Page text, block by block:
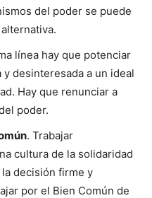
del poder se puede
línea hay que potenciar
desinteresada a un ideal
Hay que renunciar a
poder.
. Trabajar
cultura de la solidaridad
decisión firme y
por el Bien Común de